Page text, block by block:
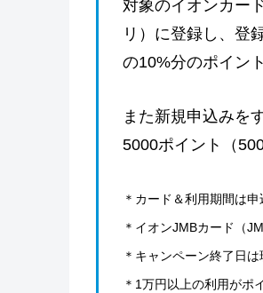
対象のイオンカー
リ）に登録し、登
の10%分のポイン
また新規申込みを
5000ポイント（
＊カード＆利用期間は
＊イオンJMBカード（
＊キャンペーン終了日
＊1万円以上の利用がポ